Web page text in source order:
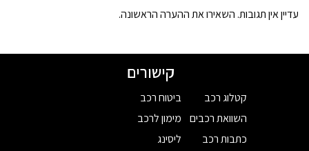
עדיין אין תגובות. השאירו את ההערה הראשונה.
קישורים
קטלוג רכב
השוואת רכבים
כתבות רכב
ביטוח רכב
מימון לרכב
ליסינג